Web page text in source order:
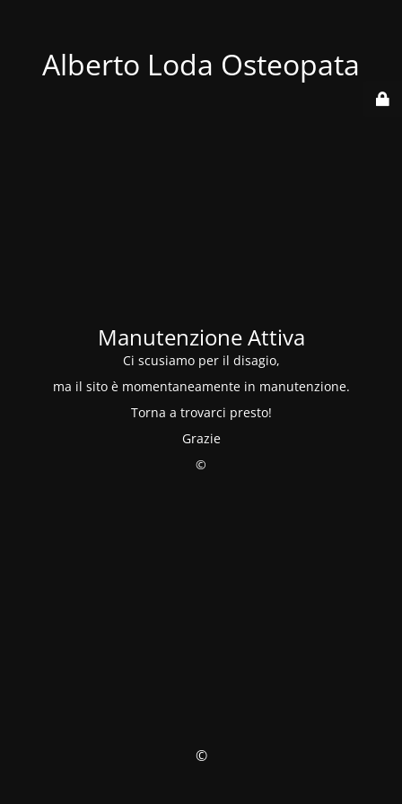
Alberto Loda Osteopata
Manutenzione Attiva
Ci scusiamo per il disagio,
ma il sito è momentaneamente in manutenzione.
Torna a trovarci presto!
Grazie
©
©